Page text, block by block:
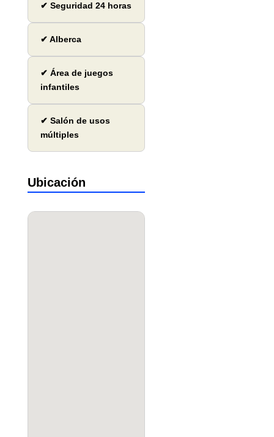
✔ Seguridad 24 horas
✔ Alberca
✔ Área de juegos
infantiles
✔ Salón de usos
múltiples
Ubicación